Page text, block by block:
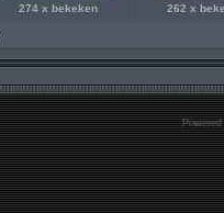
274 x bekeken 262 x